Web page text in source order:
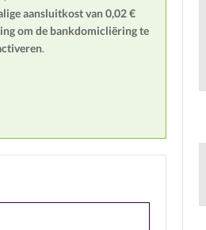
aansluitkost van 0,02 €
om de bankdomicliëring te
.